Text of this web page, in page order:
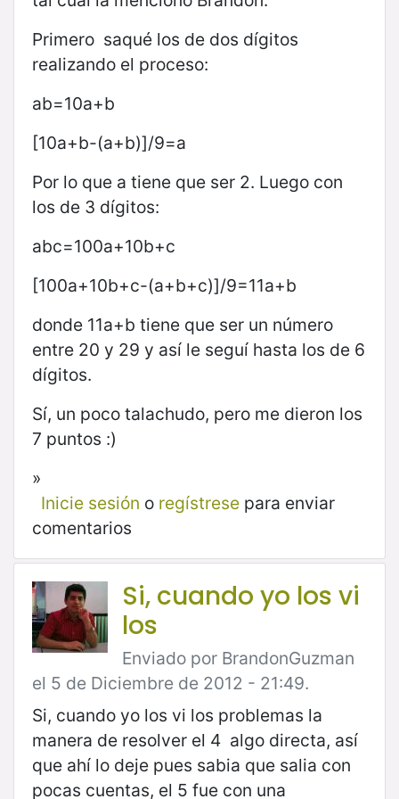
Primero saqué los de dos dígitos
realizando el proceso:
ab=10a+b
[10a+b-(a+b)]/9=a
Por lo que a tiene que ser 2. Luego con
los de 3 dígitos:
abc=100a+10b+c
[100a+10b+c-(a+b+c)]/9=11a+b
donde 11a+b tiene que ser un número
entre 20 y 29 y así le seguí hasta los de 6
dígitos.
Sí, un poco talachudo, pero me dieron los
7 puntos :)
»
Inicie sesión o regístresepara enviar
comentarios
Si, cuando yo los vi
los
Enviado por BrandonGuzman
el 5 de Diciembre de 2012 - 21:49.
Si, cuando yo los vi los problemas la
manera de resolver el 4 algo directa, así
que ahí lo deje pues sabia que salia con
pocas cuentas, el 5 fue con una